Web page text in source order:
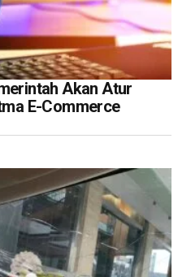
Akan Atur
E-Commerce